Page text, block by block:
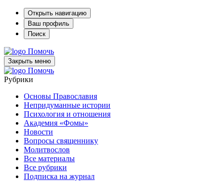
Открыть навигацию
Ваш профиль
Поиск
Помочь
Закрыть меню
Помочь
Рубрики
Основы Православия
Непридуманные истории
Психология и отношения
Академия «Фомы»
Новости
Вопросы священнику
Молитвослов
Все материалы
Все рубрики
Подписка на журнал